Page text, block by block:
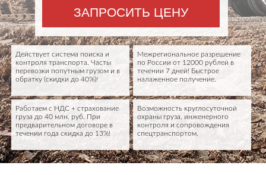
ЗАПРОСИТЬ ЦЕНУ
Межрегиональное разрешение
по России от 12000 рублей в
течении 7 дней! Быстрое
налаженное получение.
Действует система поиска и
контроля транспорта. Часты
перевозки попутным грузом и в
обратку (скидки до 40%)!
Работаем с НДС + страхование
груза до 40 млн. руб. При
предварительном договоре в
течении года скидка до 13%!
Возможность круглосуточной
охраны груза, инженерного
контроля и сопровождения
спецтранспортом.